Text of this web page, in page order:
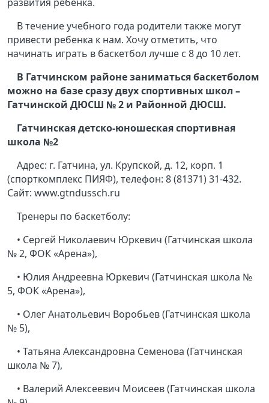
В течение учебного года родители также могут
привести ребенка к нам. Хочу отметить, что
начинать играть в баскетбол лучше с 8 до 10 лет.
В Гатчинском районе заниматься баскетболом
можно на базе сразу двух спортивных школ –
Гатчинской ДЮСШ № 2 и Районной ДЮСШ.
Гатчинская детско-юношеская спортивная
школа №2
Адрес: г. Гатчина, ул. Крупской, д. 12, корп. 1
(спорткомплекс ПИЯФ), телефон: 8 (81371) 31-432.
Сайт: www.gtndussch.ru
Тренеры по баскетболу:
• Сергей Николаевич Юркевич (Гатчинская школа
№ 2, ФОК «Арена»),
• Юлия Андреевна Юркевич (Гатчинская школа №
5, ФОК «Арена»),
• Олег Анатольевич Воробьев (Гатчинская школа
№ 5),
• Татьяна Александровна Семенова (Гатчинская
школа № 7),
• Валерий Алексеевич Моисеев (Гатчинская школа